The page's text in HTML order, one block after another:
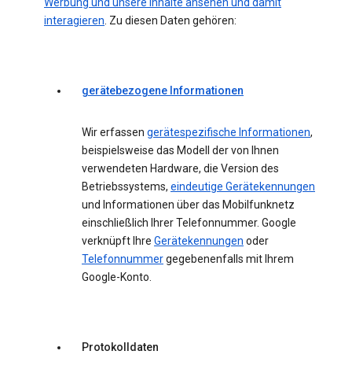
Werbung und unsere Inhalte ansehen und damit
interagieren. Zu diesen Daten gehören:
gerätebezogene Informationen
Wir erfassen gerätespezifische Informationen,
beispielsweise das Modell der von Ihnen
verwendeten Hardware, die Version des
Betriebssystems, eindeutige Gerätekennungen
und Informationen über das Mobilfunknetz
einschließlich Ihrer Telefonnummer. Google
verknüpft Ihre Gerätekennungen oder
Telefonnummergegebenenfalls mit Ihrem
Google-Konto.
Protokolldaten